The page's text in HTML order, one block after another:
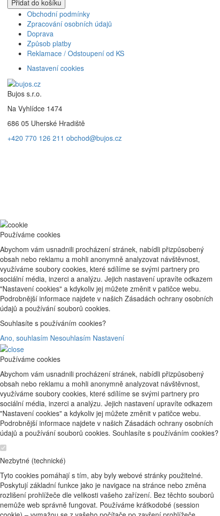
Obchodní podmínky
Zpracování osobních údajů
Doprava
Způsob platby
Reklamace / Odstoupení od KS
Nastavení cookies
Bujos s.r.o.
Na Vyhlídce 1474
686 05 Uherské Hradiště
+420 770 126 211 obchod@bujos.cz
Používáme cookies
Abychom vám usnadnili procházení stránek, nabídli přizpůsobený
obsah nebo reklamu a mohli anonymně analyzovat návštěvnost,
využíváme soubory cookies, které sdílíme se svými partnery pro
sociální média, inzerci a analýzu. Jejich nastavení upravíte odkazem
"Nastavení cookies" a kdykoliv jej můžete změnit v patičce webu.
Podrobnější informace najdete v našich Zásadách ochrany osobních
údajů a používání souborů cookies.
Souhlasíte s používáním cookies?
Ano, souhlasím Nesouhlasím Nastavení
Používáme cookies
Abychom vám usnadnili procházení stránek, nabídli přizpůsobený
obsah nebo reklamu a mohli anonymně analyzovat návštěvnost,
využíváme soubory cookies, které sdílíme se svými partnery pro
sociální média, inzerci a analýzu. Jejich nastavení upravíte odkazem
"Nastavení cookies" a kdykoliv jej můžete změnit v patičce webu.
Podrobnější informace najdete v našich Zásadách ochrany osobních
údajů a používání souborů cookies. Souhlasíte s používáním cookies?
Nezbytné (technické)
Tyto cookies pomáhají s tím, aby byly webové stránky použitelné.
Poskytují základní funkce jako je navigace na stránce nebo změna
rozlišení prohlížeče dle velikosti vašeho zařízení. Bez těchto souborů
nemůže web správně fungovat. Používáme krátkodobé (session